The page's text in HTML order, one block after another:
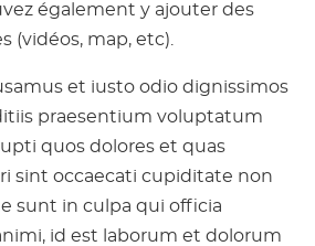
également y ajouter des
(vidéos, map, etc).
et iusto odio dignissimos
praesentium voluptatum
quos dolores et quas
sint occaecati cupiditate non
sunt in culpa qui officia
id est laborum et dolorum